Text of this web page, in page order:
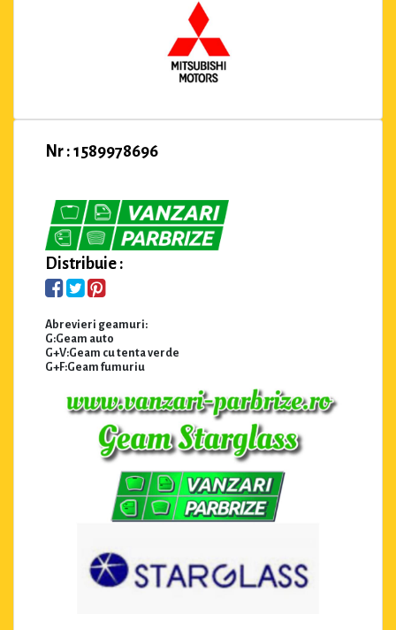
Nr : 1589978696
Distribuie :
Abrevieri geamuri:
G:Geam auto
G+V:Geam cu tenta verde
G+F:Geam fumuriu